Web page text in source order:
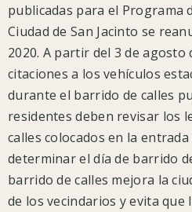
publicadas para el Programa
Ciudad de San Jacinto se
2020. A partir del 3 de agosto
citaciones a los vehículos
durante el barrido de calles
residentes deben revisar los
calles colocados en la
determinar el día de barrido
barrido de calles mejora la
de los vecindarios y evita que
publicadas
por
la
OMS
y
los
CDC.
La
ciudad
está